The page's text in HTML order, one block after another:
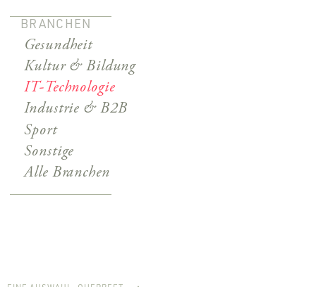
BRANCHEN
Gesundheit
Kultur & Bildung
IT-Technologie
Industrie & B2B
Sport
Sonstige
Alle Branchen